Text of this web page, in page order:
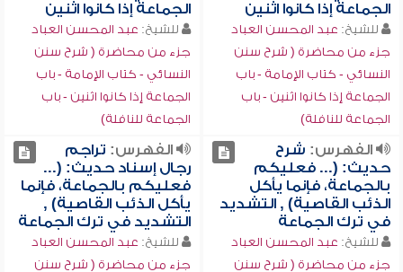
الجماعة إذا كانوا اثنين
للشيخ: عبد المحسن العباد
جزء من محاضرة ( شرح سنن
النسائي - كتاب الإمامة - باب
الجماعة إذا كانوا اثنين - باب
الجماعة للنافلة)
الجماعة إذا كانوا اثنين
للشيخ: عبد المحسن العباد
جزء من محاضرة ( شرح سنن
النسائي - كتاب الإمامة - باب
الجماعة إذا كانوا اثنين - باب
الجماعة للنافلة)
الفهرس: شرح
حديث: (... فعليكم
بالجماعة، فإنما يأكل
الذئب القاصية) , التشديد
في ترك الجماعة
للشيخ: عبد المحسن العباد
جزء من محاضرة ( شرح سنن
الفهرس: تراجم
رجال إسناد حديث: (...
فعليكم بالجماعة، فإنما
يأكل الذئب القاصية) ,
التشديد في ترك الجماعة
للشيخ: عبد المحسن العباد
جزء من محاضرة ( شرح سنن